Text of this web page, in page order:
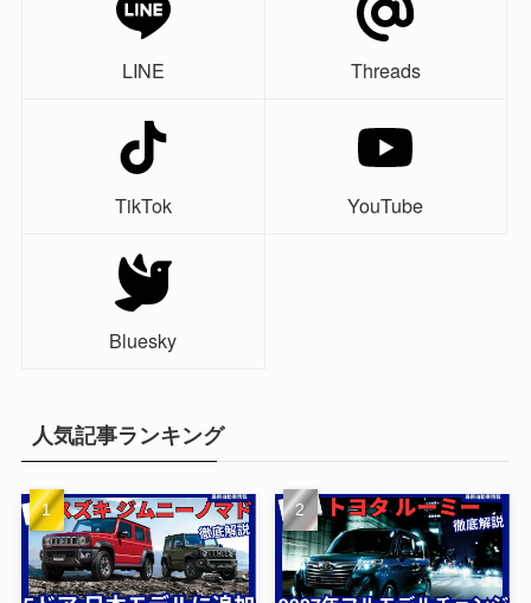
LINE Threads
TikTok YouTube
Bluesky
人気記事ランキング